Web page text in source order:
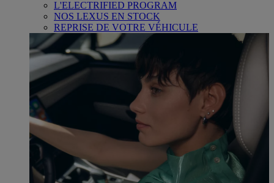
L'ELECTRIFIED PROGRAM
NOS LEXUS EN STOCK
REPRISE DE VOTRE VÉHICULE